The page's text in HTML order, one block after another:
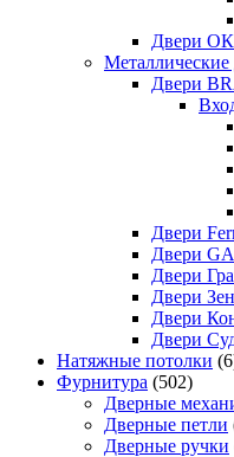
Двери
Металлические
Двери
Двери
Двери
Двери
Двери
Двери
Двери
Натяжные потолки
Фурнитура (502)
Дверные
Дверные петли
Дверные ручки